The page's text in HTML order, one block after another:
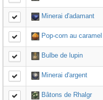
Minerai d'adamant
Pop-corn au caramel
Bulbe de lupin
Minerai d'argent
Bâtons de Rhalgr